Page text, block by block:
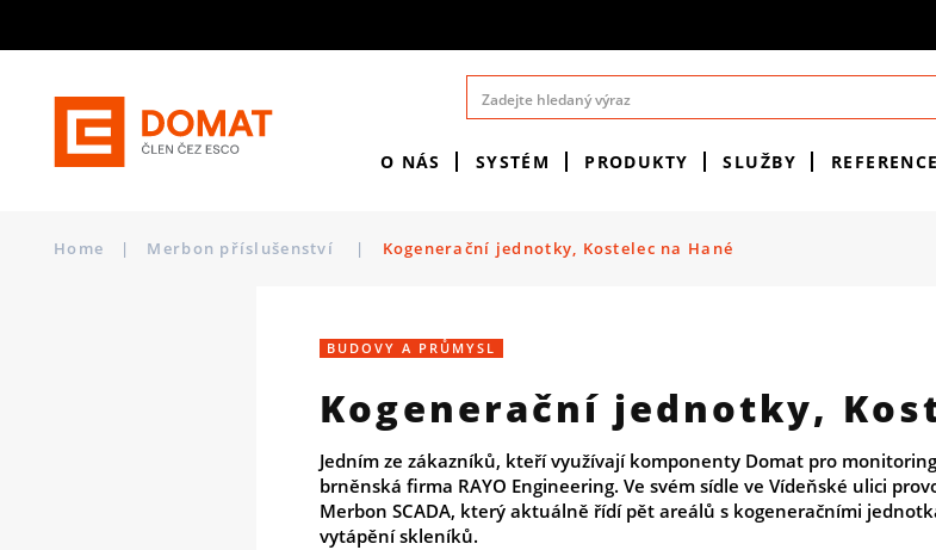
O NÁS SYSTÉM PRODUKTY SLUŽBY REFERENCE
Home | Merbon příslušenství | Kogenerační jednotky, Kostelec na Hané
BUDOVY A PRŮMYSL
Kogenerační jednotky,
Jedním ze zákazníků, kteří využívají komponenty Domat pro
brněnská firma RAYO Engineering. Ve svém sídle ve Vídeňské ulici
Merbon SCADA, který aktuálně řídí pět areálů s kogeneračními
vytápění skleníků.